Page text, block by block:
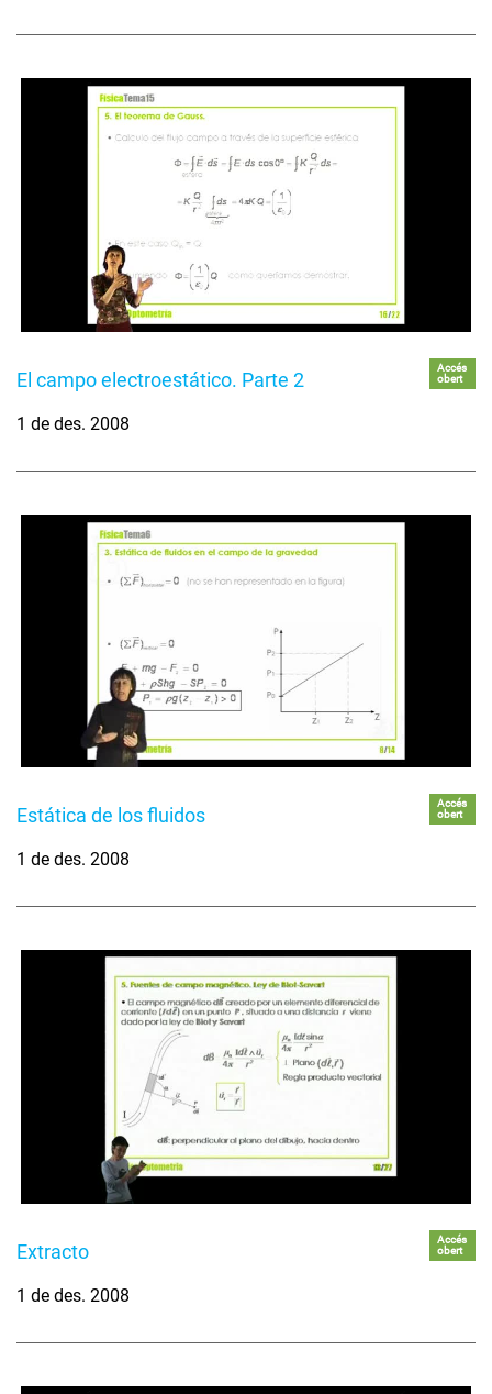
El campo electroestático. Parte 2
Accés
obert
1 de des. 2008
Estática de los fluidos
Accés
obert
1 de des. 2008
Extracto
Accés
obert
1 de des. 2008